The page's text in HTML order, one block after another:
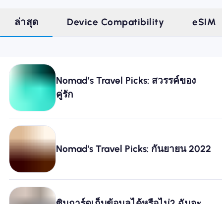
ทำไมต้อง Nomad eSIM
การใช้ eSIM
สำหรับธุรกิจ
ล่าสุด Device Compatibility eSIM
Nomad’s Travel Picks: สวรรค์ของ
คู่รัก
Nomad's Travel Picks: กันยายน 2022